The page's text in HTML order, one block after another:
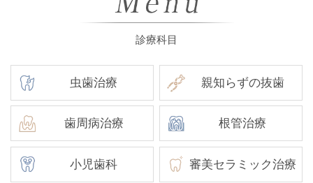
診療科目
虫歯治療 親知らずの抜歯
歯周病治療 根管治療
小児歯科 審美セラミック治療